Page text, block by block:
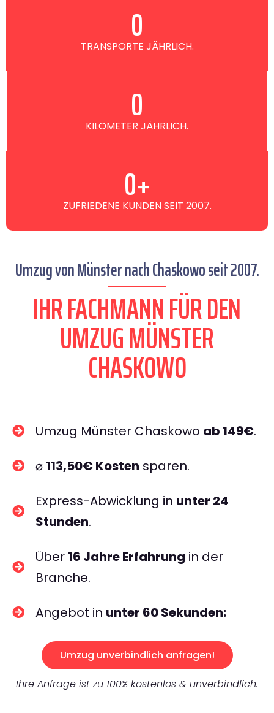
TRANSPORTE JÄHRLICH.
0
KILOMETER JÄHRLICH.
0
ZUFRIEDENE KUNDEN SEIT 2007.
0+
Umzug von Münster nach Chaskowo seit 2007.
IHR FACHMANN FÜR DEN
UMZUG MÜNSTER
CHASKOWO
Umzug Münster Chaskowo ab 149€.
⌀ 113,50€ Kosten sparen.
Express-Abwicklung in unter 24
Stunden.
Über 16 Jahre Erfahrung in der
Branche.
Angebot in unter 60 Sekunden:
Umzug unverbindlich anfragen!
Ihre Anfrage ist zu 100% kostenlos & unverbindlich.